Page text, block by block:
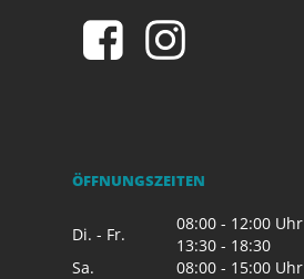
ÖFFNUNGSZEITEN
Di. - Fr.
08:00 - 12:00 Uhr
13:30 - 18:30
Sa.
08:00 - 15:00 Uhr